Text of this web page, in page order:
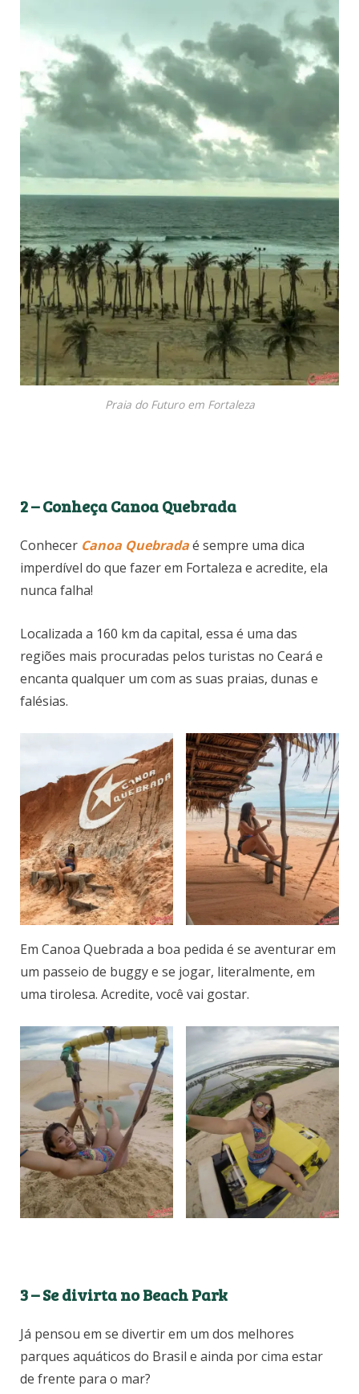
Praia do Futuro em Fortaleza
2 – Conheça Canoa Quebrada
Conhecer Canoa Quebradaé sempre uma dica
imperdível do que fazer em Fortaleza e acredite, ela
nunca falha!
Localizada a 160 km da capital, essa é uma das
regiões mais procuradas pelos turistas no Ceará e
encanta qualquer um com as suas praias, dunas e
falésias.
Em Canoa Quebrada a boa pedida é se aventurar em
um passeio de buggy e se jogar, literalmente, em
uma tirolesa. Acredite, você vai gostar.
3 – Se divirta no Beach Park
Já pensou em se divertir em um dos melhores
parques aquáticos do Brasil e ainda por cima estar
de frente para o mar?